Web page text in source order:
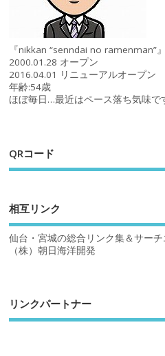
『nikkan “senndai no ramenman”』
2000.01.28 オープン
2016.04.01 リニューアルオープン
年齢:54歳
ほぼ毎日…最近はペース落ち気味で
QRコード
相互リンク
仙台・宮城の総合リンク集＆サー
（株）朝日海洋開発
リンクパートナー